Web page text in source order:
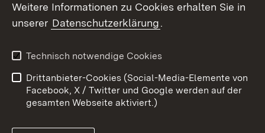
Kontakt
Datenschutz
Barrierefreiheit
Impressum Cookies
Weitere Informationen zu Cookies erhalten Sie in
unserer Datenschutzerklärung.
Technisch notwendige Cookies
Drittanbieter-Cookies (Social-Media-Elemente von
Facebook, X / Twitter und Google werden auf der
gesamten Webseite aktiviert.)